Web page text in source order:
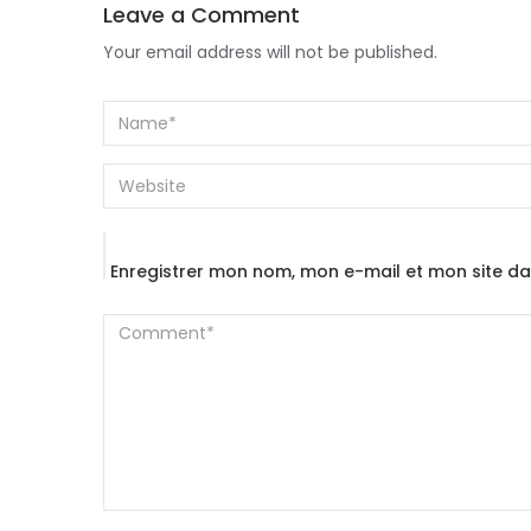
Leave a Comment
Your email address will not be published.
Enregistrer mon nom, mon e-mail et mon site